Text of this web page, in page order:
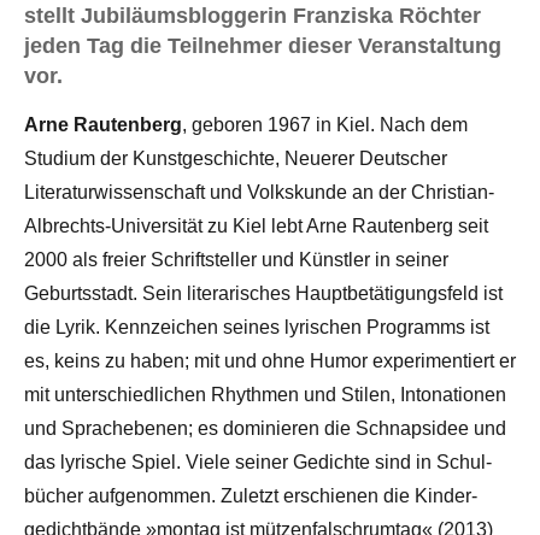
stellt Jubiläumsbloggerin Franziska Röchter
jeden Tag die Teilnehmer dieser Veranstaltung
vor.
Arne Rautenberg, geboren 1967 in Kiel. Nach dem
Studium der Kunstgeschichte, Neuerer Deutscher
Literatur­wissen­schaft und Volks­kunde an der Christian-
Albrechts-Uni­versi­tät zu Kiel lebt Arne Rauten­berg seit
2000 als freier Schrift­steller und Künstler in seiner
Geburts­stadt. Sein litera­risches Haupt­betätigungs­feld ist
die Lyrik. Kenn­zeichen seines lyrischen Programms ist
es, keins zu haben; mit und ohne Humor experi­mentiert er
mit unter­schied­lichen Rhythmen und Stilen, Intona­tionen
und Sprach­ebenen; es dominieren die Schnaps­idee und
das lyrische Spiel. Viele seiner Gedichte sind in Schul­
bücher aufgenommen. Zuletzt er­schienen die Kinder­
gedicht­bände »montag ist mützen­falsch­rum­tag« (2013)